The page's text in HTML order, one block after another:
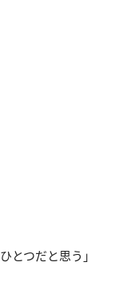
とつだと思う」